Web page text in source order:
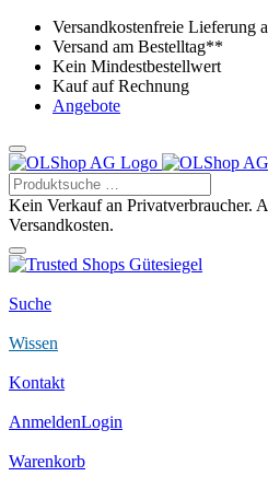
Versandkostenfreie Lieferung
Versand am Bestelltag**
Kein Mindestbestellwert
Kauf auf Rechnung
Angebote
Kein Verkauf an Privatverbraucher.
Versandkosten.
Suche
Wissen
Kontakt
AnmeldenLogin
Warenkorb